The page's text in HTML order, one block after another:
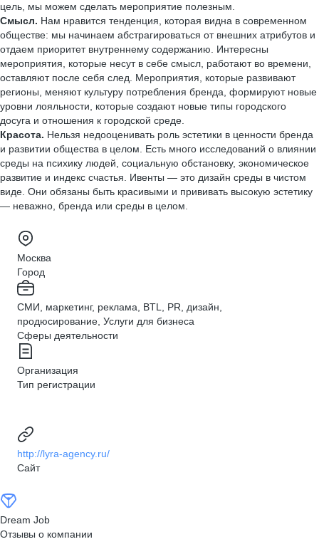
цель, мы можем сделать мероприятие полезным.
Смысл. Нам нравится тенденция, которая видна в современном
обществе: мы начинаем абстрагироваться от внешних атрибутов и
отдаем приоритет внутреннему содержанию. Интересны
мероприятия, которые несут в себе смысл, работают во времени,
оставляют после себя след. Мероприятия, которые развивают
регионы, меняют культуру потребления бренда, формируют новые
уровни лояльности, которые создают новые типы городского
досуга и отношения к городской среде.
Красота. Нельзя недооценивать роль эстетики в ценности бренда
и развитии общества в целом. Есть много исследований о влиянии
среды на психику людей, социальную обстановку, экономическое
развитие и индекс счастья. Ивенты — это дизайн среды в чистом
виде. Они обязаны быть красивыми и прививать высокую эстетику
— неважно, бренда или среды в целом.
Москва
Город
СМИ, маркетинг, реклама, BTL, PR, дизайн,
продюсирование, Услуги для бизнеса
Сферы деятельности
Организация
Тип регистрации
http://lyra-agency.ru/
Сайт
Dream Job
Отзывы о компании